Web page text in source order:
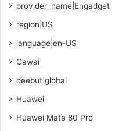
provider_name|Engadget
region|US
language|en-US
Gawai
deebut global
Huawei
Huawei Mate 80 Pro